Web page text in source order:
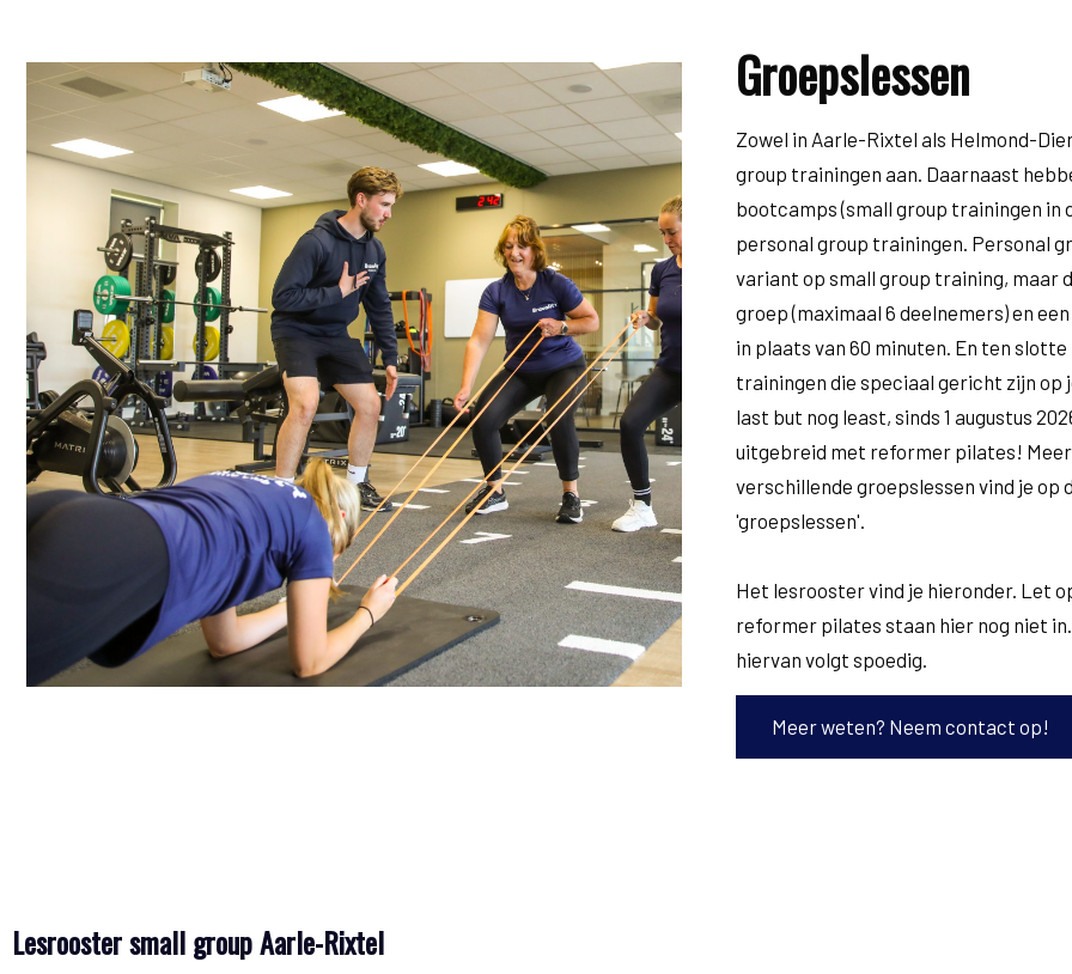
Groepslessen
Zowel in Aarle-Rixtel als Helmond-
group trainingen aan. Daarnaast
bootcamps (small group trainingen in
personal group trainingen. Personal
variant op small group training, maar
groep (maximaal 6 deelnemers) en
in plaats van 60 minuten. En ten slotte
trainingen die speciaal gericht zijn op
last but nog least, sinds 1 augustus
uitgebreid met reformer pilates!
verschillende groepslessen vind je op
'groepslessen'.
Het lesrooster vind je hieronder. Let
reformer pilates staan hier nog niet
hiervan volgt spoedig.
Meer weten? Neem contact op!
Lesrooster small group Aarle-Rixtel